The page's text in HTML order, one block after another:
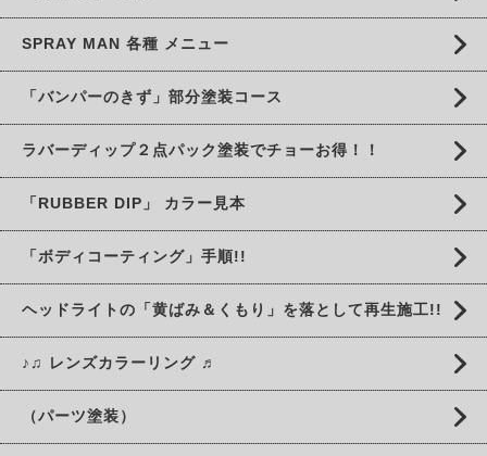
SPRAY MAN 各種 メニュー
「バンパーのきず」部分塗装コース
ラバーディップ２点パック塗装でチョーお得！！
「RUBBER DIP」 カラー見本
「ボディコーティング」手順!!
ヘッドライトの「黄ばみ＆くもり」を落として再生施工!!
♪♫ レンズカラーリング ♬
（パーツ塗装）